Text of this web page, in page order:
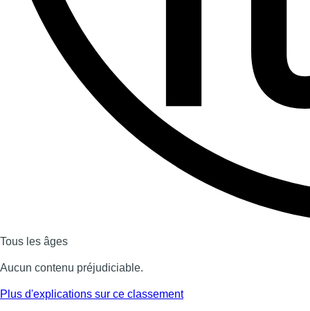
Tous les âges
Aucun contenu préjudiciable.
Plus d'explications sur ce classement